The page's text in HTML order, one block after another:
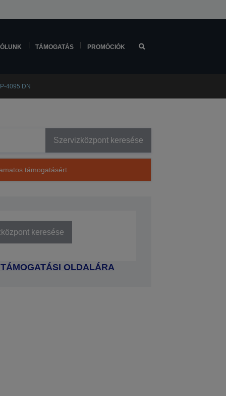
TÁMOGATÁS PROMÓCIÓK
4095 DN
Szervizközpont keresése
támogatásért.
keresése
OLDALÁRA